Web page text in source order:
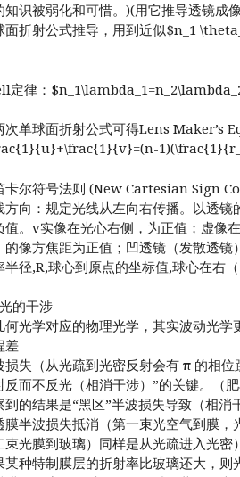
知识被弱化和可惜。)(用它推导透镜成
面折射公式推导，用到近似$n_1
定律：
次单球面折射公式可得Lens Maker’s
卡尔符号法则 (New Cartesian Sign
方向：规定光线从左向右传播。以透镜
值。v实像在光心右侧，为正值；虚像
的像方焦距为正值；凹透镜（发散透镜
半径,R,球心到原点的坐标值,球心在右
的干涉
何光学对应的物理光学，其实波动光学
差
损失（从光疏到光密反射会有 π 的相
反而不反光（相消干涉）”的关键。（
到的结果是“黑区”半波损失导致（相消
膜半波损失抵消（第一束光空气到膜，
束光膜到玻璃）同样是从光疏进入光密）
某种特制膜层的折射率比玻璃还大，则